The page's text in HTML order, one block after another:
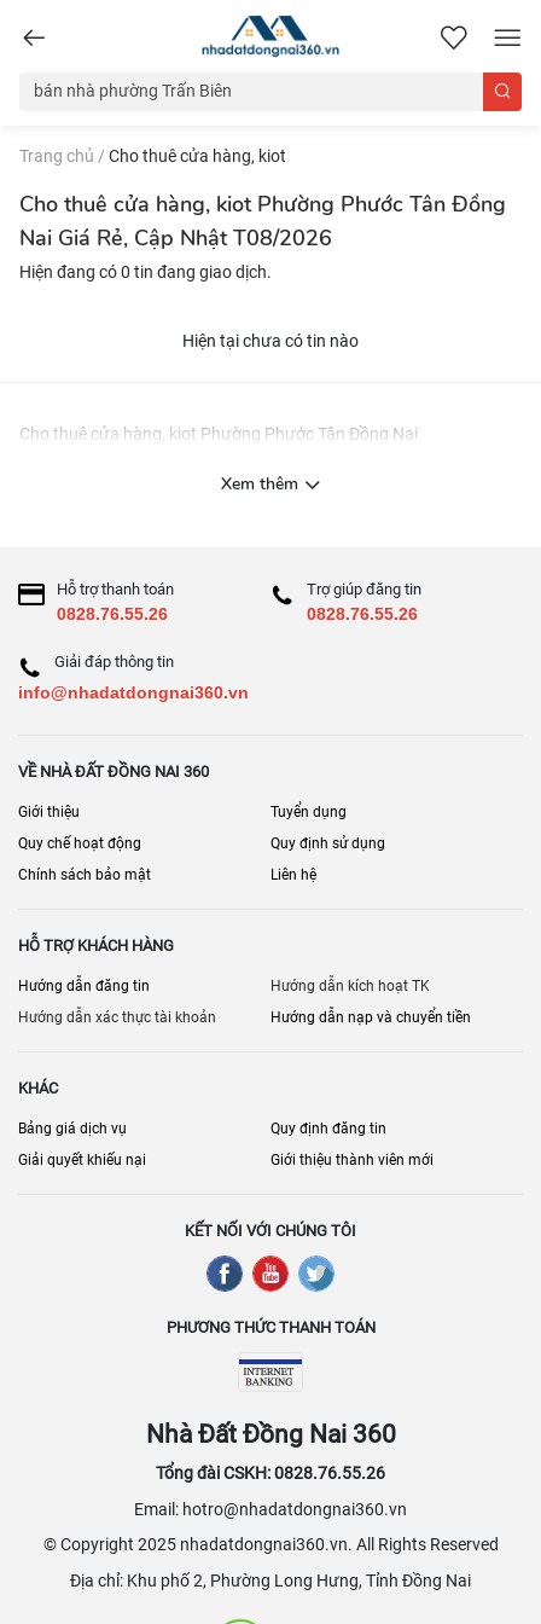
nhadatdongnai360.vn
Trang chủ / Cho thuê cửa hàng, kiot
Cho thuê cửa hàng, kiot Phường Phước Tân Đồng
Nai Giá Rẻ, Cập Nhật T08/2026
Hiện đang có 0 tin đang giao dịch.
Hiện tại chưa có tin nào
Cho thuê cửa hàng, kiot Phường Phước Tân Đồng Nai
Xem thêm
Hỗ trợ thanh toán
0828.76.55.26
Trợ giúp đăng tin
0828.76.55.26
Giải đáp thông tin
info@nhadatdongnai360.vn
VỀ NHÀ ĐẤT ĐỒNG NAI 360
Giới thiệu
Tuyển dụng
Quy chế hoạt động
Quy định sử dụng
Chính sách bảo mật
Liên hệ
HỖ TRỢ KHÁCH HÀNG
Hướng dẫn đăng tin
Hướng dẫn kích hoạt TK
Hướng dẫn xác thực tài khoản
Hướng dẫn nạp và chuyển tiền
KHÁC
Bảng giá dịch vụ
Quy định đăng tin
Giải quyết khiếu nại
Giới thiệu thành viên mới
KẾT NỐI VỚI CHÚNG TÔI
PHƯƠNG THỨC THANH TOÁN
Nhà Đất Đồng Nai 360
Tổng đài CSKH: 0828.76.55.26
Email: hotro@nhadatdongnai360.vn
© Copyright 2025 nhadatdongnai360.vn. All Rights Reserved
Địa chỉ: Khu phố 2, Phường Long Hưng, Tỉnh Đồng Nai